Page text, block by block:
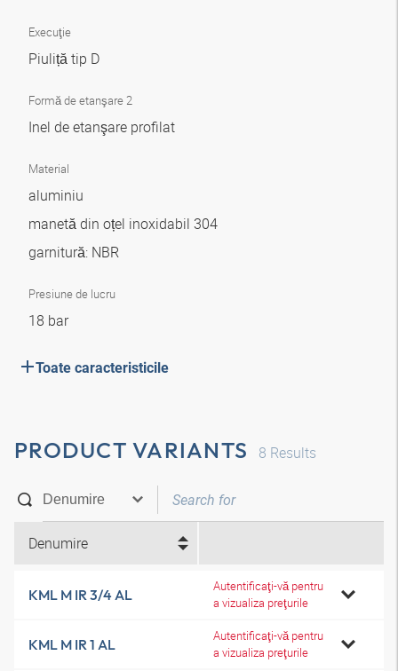
Execuţie
Piuliță tip D
Formă de etanşare 2
Inel de etanşare profilat
Material
aluminiu
manetă din oțel inoxidabil 304
garnitură: NBR
Presiune de lucru
18 bar
Toate caracteristicile
PRODUCT VARIANTS 8 Results
Denumire
KML M IR 3/4 AL
Autentificaţi-vă pentru
a vizualiza preţurile
KML M IR 1 AL
Autentificaţi-vă pentru
a vizualiza preţurile